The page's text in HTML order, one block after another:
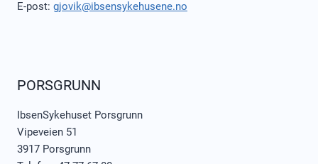
E-post: gjovik@ibsensykehusene.no
PORSGRUNN
IbsenSykehuset Porsgrunn
Vipeveien 51
3917 Porsgrunn